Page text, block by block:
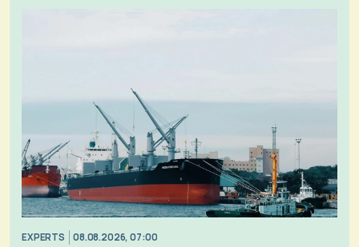
EXPERTS 08.08.2026, 07:00